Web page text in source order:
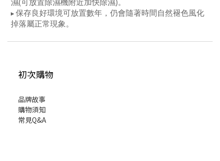
▸保存良好環境可放置數年，仍會隨著時間自然褪色風化
掉落屬正常現象。
初次購物
品牌故事
購物須知
常見Q&A